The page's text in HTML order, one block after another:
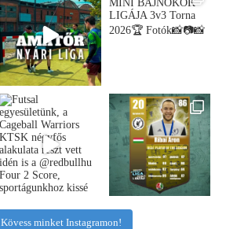
Kövess minket Instagramon!